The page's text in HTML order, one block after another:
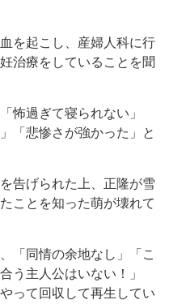
を起こし、産婦人科に行
治療をしていることを聞
怖過ぎて寝られない」
「悲惨さが強かった」と
告げられた上、正隆が雪
ことを知った萌が壊れて
「同情の余地なし」「こ
う主人公はいない！」
って回収して再生してい